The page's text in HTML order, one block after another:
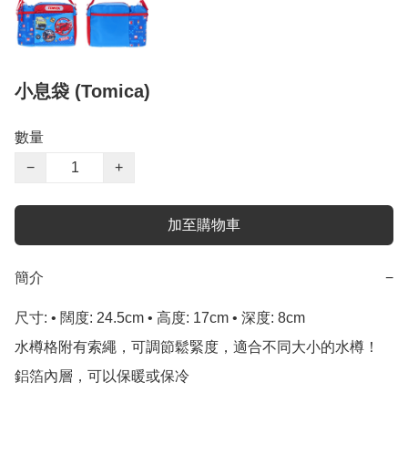
小息袋 (Tomica)
數量
−
+
加至購物車
簡介 −
尺寸: • 闊度: 24.5cm • 高度: 17cm • 深度: 8cm
水樽格附有索繩，可調節鬆緊度，適合不同大小的水樽！
鋁箔內層，可以保暖或保冷